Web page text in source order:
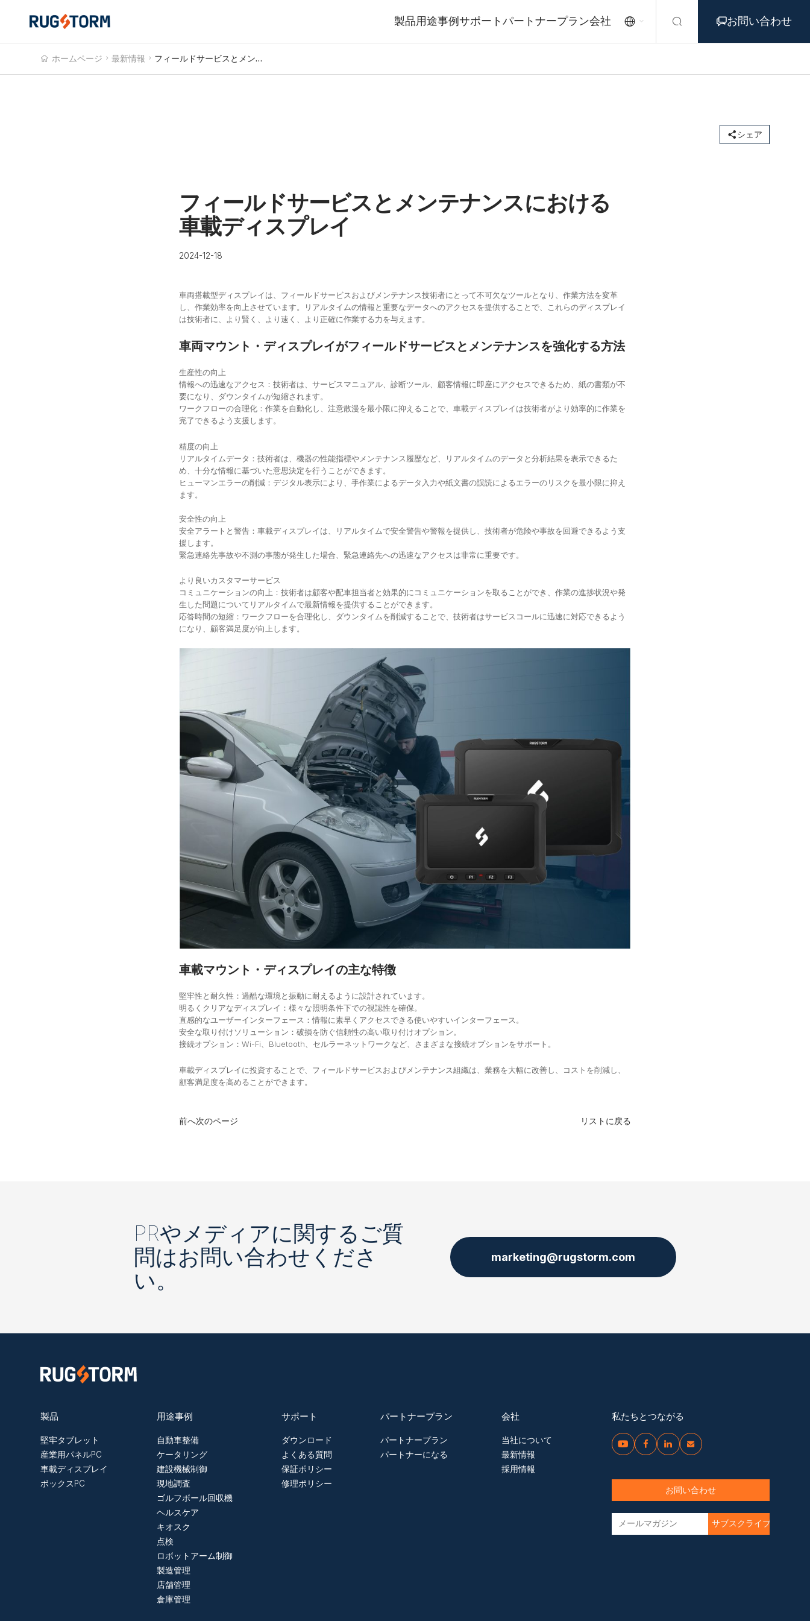
製品用途事例サポートパートナープラン会社   お問い合わせ
ホームページ 最新情報  フィールドサービスとメンテナンスにおける車載ディスプレイ
シェア
フィールドサービスとメンテナンスにおける
車載ディスプレイ
2024-12-18
車両搭載型ディスプレイは、フィールドサービスおよびメンテナンス技術者にとって不可欠なツールとなり、作業方法を変革
し、作業効率を向上させています。リアルタイムの情報と重要なデータへのアクセスを提供することで、これらのディスプレイ
は技術者に、より賢く、より速く、より正確に作業する力を与えます。
車両マウント・ディスプレイがフィールドサービスとメンテナンスを強化する方法
生産性の向上
情報への迅速なアクセス：技術者は、サービスマニュアル、診断ツール、顧客情報に即座にアクセスできるため、紙の書類が不
要になり、ダウンタイムが短縮されます。
ワークフローの合理化：作業を自動化し、注意散漫を最小限に抑えることで、車載ディスプレイは技術者がより効率的に作業を
完了できるよう支援します。
精度の向上
リアルタイムデータ：技術者は、機器の性能指標やメンテナンス履歴など、リアルタイムのデータと分析結果を表示できるた
め、十分な情報に基づいた意思決定を行うことができます。
ヒューマンエラーの削減：デジタル表示により、手作業によるデータ入力や紙文書の誤読によるエラーのリスクを最小限に抑え
ます。
安全性の向上
安全アラートと警告：車載ディスプレイは、リアルタイムで安全警告や警報を提供し、技術者が危険や事故を回避できるよう支
援します。
緊急連絡先事故や不測の事態が発生した場合、緊急連絡先への迅速なアクセスは非常に重要です。
より良いカスタマーサービス
コミュニケーションの向上：技術者は顧客や配車担当者と効果的にコミュニケーションを取ることができ、作業の進捗状況や発
生した問題についてリアルタイムで最新情報を提供することができます。
応答時間の短縮：ワークフローを合理化し、ダウンタイムを削減することで、技術者はサービスコールに迅速に対応できるよう
になり、顧客満足度が向上します。
車載マウント・ディスプレイの主な特徴
堅牢性と耐久性：過酷な環境と振動に耐えるように設計されています。
明るくクリアなディスプレイ：様々な照明条件下での視認性を確保。
直感的なユーザーインターフェース：情報に素早くアクセスできる使いやすいインターフェース。
安全な取り付けソリューション：破損を防ぐ信頼性の高い取り付けオプション。
接続オプション：Wi-Fi、Bluetooth、セルラーネットワークなど、さまざまな接続オプションをサポート。
車載ディスプレイに投資することで、フィールドサービスおよびメンテナンス組織は、業務を大幅に改善し、コストを削減し、
顧客満足度を高めることができます。
前へ次のページ リストに戻る
PRやメディアに関するご質
問はお問い合わせくださ
い。
marketing@rugstorm.com
製品
堅牢タブレット
産業用パネルPC
車載ディスプレイ
ボックスPC
用途事例
自動車整備
ケータリング
建設機械制御
現地調査
ゴルフボール回収機
ヘルスケア
キオスク
点検
ロボットアーム制御
製造管理
店舗管理
倉庫管理
サポート
ダウンロード
よくある質問
保証ポリシー
修理ポリシー
パートナープラン
パートナープラン
パートナーになる
会社
当社について
最新情報
採用情報
私たちとつながる
   
お問い合わせ